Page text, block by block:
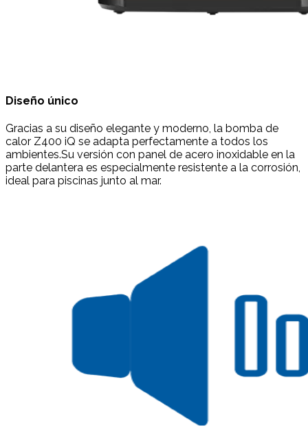
Diseño único
Gracias a su diseño elegante y moderno, la bomba de
calor Z400 iQ se adapta perfectamente a todos los
ambientes.Su versión con panel de acero inoxidable en la
parte delantera es especialmente resistente a la corrosión,
ideal para piscinas junto al mar.